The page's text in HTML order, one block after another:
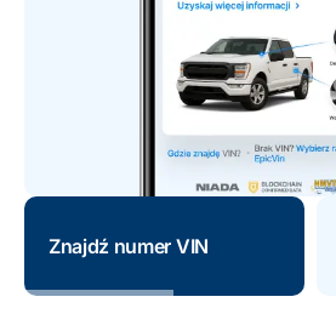
Znajdź numer VIN